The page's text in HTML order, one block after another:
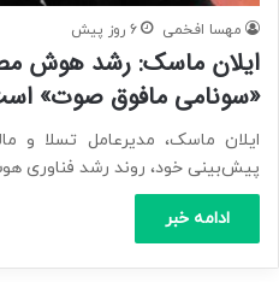
مهسا افخمی 6 روز پیش
ایلان ماسک: رشد هوش
«سونامی مافوق صوت»
ایلان ماسک، مدیرعامل تسلا و
پیش‌بینی خود، روند رشد فناوری
ادامه خبر